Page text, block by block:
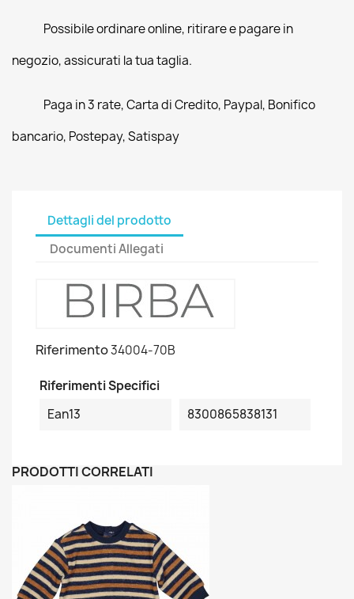
Possibile ordinare online, ritirare e pagare in
negozio, assicurati la tua taglia.
Paga in 3 rate, Carta di Credito, Paypal, Bonifico
bancario, Postepay, Satispay
Dettagli del prodotto
Documenti Allegati
Riferimento34004-70B
Riferimenti Specifici
Ean13
8300865838131
PRODOTTI CORRELATI